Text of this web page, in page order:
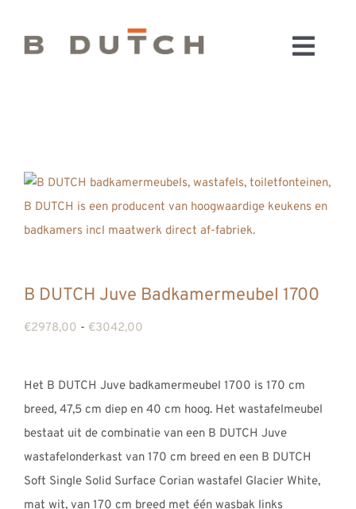
inhoud
FABRIEK & SHOWROOM
CONTACT
B DUTCH Juve Badkamermeubel 1700
€2978,00 - €3042,00
Het B DUTCH Juve badkamermeubel 1700 is 170 cm
breed, 47,5 cm diep en 40 cm hoog. Het wastafelmeubel
bestaat uit de combinatie van een B DUTCH Juve
wastafelonderkast van 170 cm breed en een B DUTCH
Soft Single Solid Surface Corian wastafel Glacier White,
mat wit, van 170 cm breed met één wasbak links